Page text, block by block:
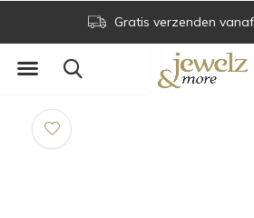
Gratis verzenden